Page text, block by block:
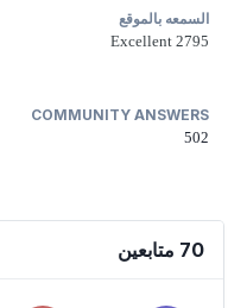
السمعه بالموقع
2795
Excellent
COMMUNITY ANSWERS
502
70 متابعين